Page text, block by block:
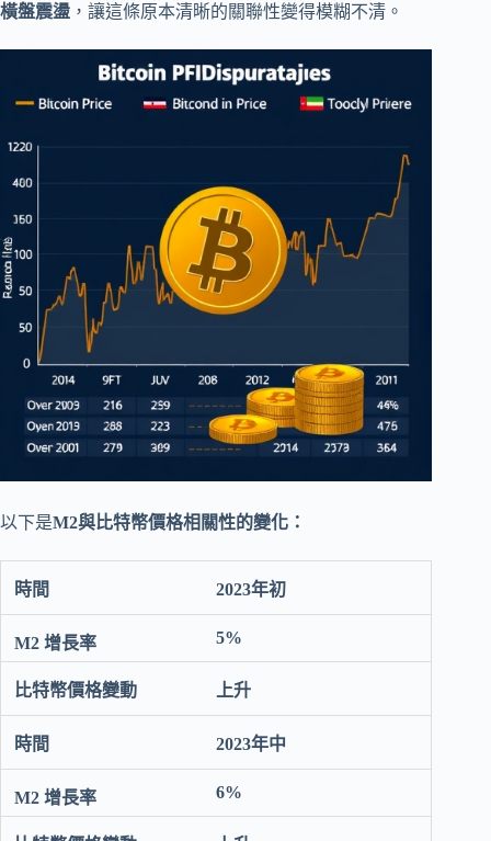
橫盤震盪 ，讓這條原本清晰的關聯性變得模糊不清。
以下是M2與比特幣價格相關性的變化：
2023年初
5%
上升
2023年中
6%